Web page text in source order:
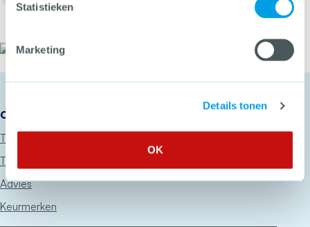
Statistieken
Marketing
Details tonen
OK
Onze diensten
Thema’s
Trainingen
Advies
Keurmerken